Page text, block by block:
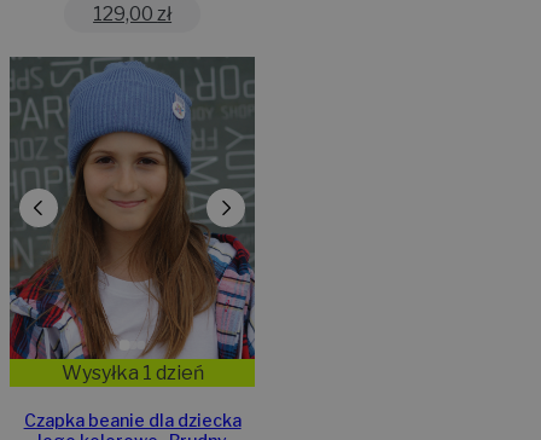
129,00 zł
Wysyłka 1 dzień
Czapka beanie dla dziecka